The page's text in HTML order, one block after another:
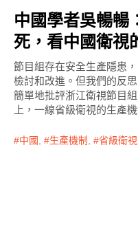
中國學者吳暢暢
死，看中國衛視
節目組存在安全生產隱患
檢討和改進。但我們的反
簡單地批評浙江衛視節目
上，一線省級衛視的生產
中國 , 生產機制 , 省級衛視